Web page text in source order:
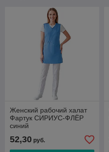
Женский рабочий халат
Фартук СИРИУС-ФЛЁР
синий
52,30 руб.